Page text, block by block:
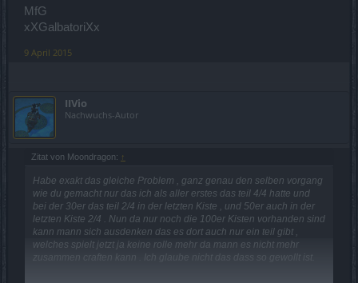
MfG
xXGalbatoriXx
9 April 2015
IIVio
Nachwuchs-Autor
Zitat von Moondragon: ↑
Habe exakt das gleiche Problem , ganz genau den selben vorgang
wie du gemacht nur das ich als aller erstes das teil 4/4 hatte und
bei der 30er das teil 2/4 in der letzten Kiste , und 50er auch in der
letzten Kiste 2/4 . Nun da nur noch die 100er Kisten vorhanden sind
kann mann sich ausdenken das es dort auch nur ein teil gibt ,
welches spielt jetzt ja keine rolle mehr da mann es nicht mehr
zusammen craften kann . Ich glaube nicht das dass so gewollt ist.